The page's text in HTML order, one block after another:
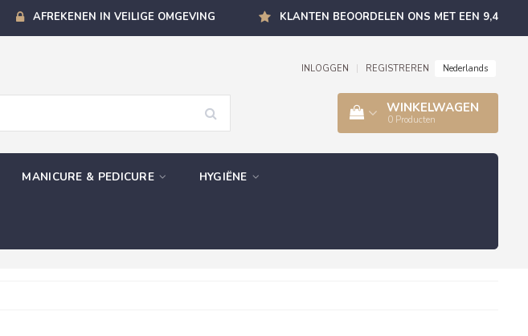
AFREKENEN IN VEILIGE OMGEVING KLANTEN BEOORDELEN ONS MET EEN 9,4
INLOGGEN REGISTREREN Nederlands
WINKELWAGEN
0 Producten
MANICURE & PEDICURE HYGIËNE